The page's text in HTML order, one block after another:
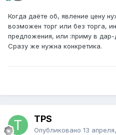
Когда даёте об, явление цену
возможен торг или без торга,
предложения, или :приму в дар-
Сразу же нужна конкретика.
TPS
Опубликовано 13